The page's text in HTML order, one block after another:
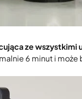
ze wszystkimi
6 minut i